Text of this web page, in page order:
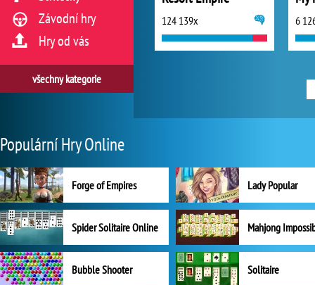
124 139x 6
Závodní hry
Hry od vás
všechny kategorie
Populární Hry Online
Forge of Empires Lady Popular
Spider Solitaire Online Mahjong
Bubble Shooter Solitaire